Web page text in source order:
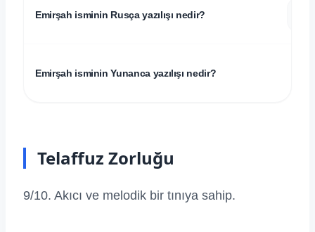
Emirşah isminin Rusça yazılışı nedir?
Emirşah isminin Yunanca yazılışı nedir?
Telaffuz Zorluğu
9/10. Akıcı ve melodik bir tınıya sahip.